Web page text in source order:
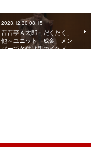
2023.12.30 08:15
昔昔亭Ａ太郎「だくだく」
他～ユニット「成金」メン
バーで名付け親のイケメ…